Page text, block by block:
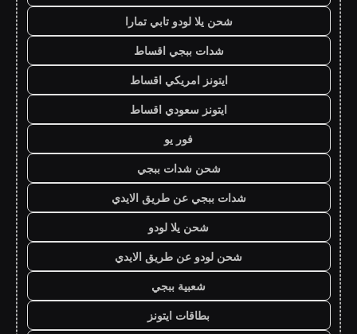
شحن يلا لودو تابي تمارا
شدات ببجي اقساط
ايتونز امريكي اقساط
ايتونز سعودي اقساط
فور يو
شحن شدات ببجي
شدات ببجي عن طريق الايدي
شحن يلا لودو
شحن لودو عن طريق الايدي
شعبية ببجي
بطاقات ايتونز